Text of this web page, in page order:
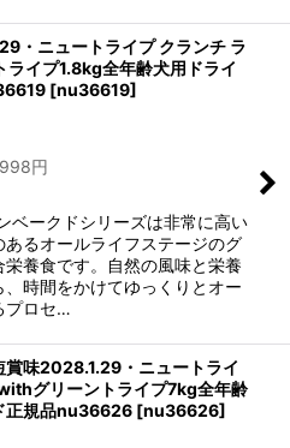
・ニュートライプ クランチ ラ
イプ1.8kg全年齢犬用ドライ
[nu36619]
円
ベークドシリーズは非常に高い
るオールライフステージのグ
栄養食です。自然の風味と栄養
時間をかけてゆっくりとオー
プロセ…
賞味2028.1.29・ニュートライ
グリーントライプ7kg全年齢
正規品nu36626 [nu36626]